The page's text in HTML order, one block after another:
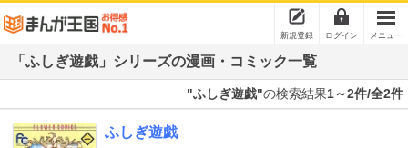
新規登録 ログイン メニュー
「ふしぎ遊戯」シリーズの漫画・コミック一覧
"ふしぎ遊戯"の検索結果1～2件/全2件
ふしぎ遊戯